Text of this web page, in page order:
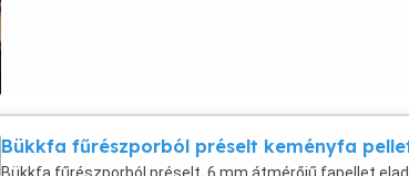
Bükkfa fűrészporból préselt keményfa